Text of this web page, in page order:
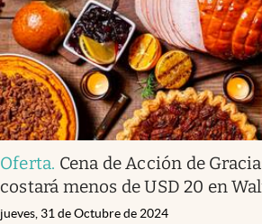
Oferta. Cena de Acción de
costará menos de USD 20 en
jueves, 31 de Octubre de 2024